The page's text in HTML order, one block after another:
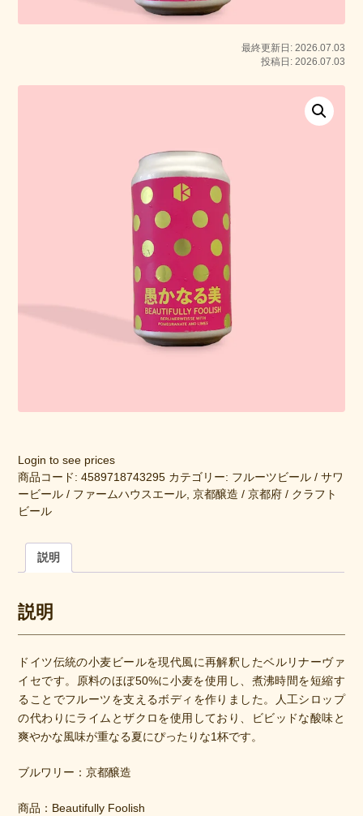
最終更新日: 2026.07.03
投稿日: 2026.07.03
Login to see prices
商品コード:4589718743295 カテゴリー: フルーツビール / サワ
ービール / ファームハウスエール ,京都醸造 / 京都府 / クラフト
ビール
説明
説明
ドイツ伝統の小麦ビールを現代風に再解釈したベルリナーヴァ
イセです。原料のほぼ50%に小麦を使用し、煮沸時間を短縮す
ることでフルーツを支えるボディを作りました。人工シロップ
の代わりにライムとザクロを使用しており、ビビッドな酸味と
爽やかな風味が重なる夏にぴったりな1杯です。
ブルワリー：京都醸造
商品：Beautifully Foolish